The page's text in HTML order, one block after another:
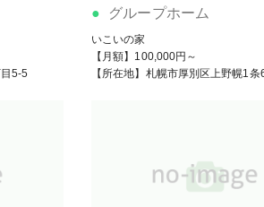
5-5
グループホーム
いこいの家
【月額】100,000円～
【所在地】札幌市厚別区上野幌1